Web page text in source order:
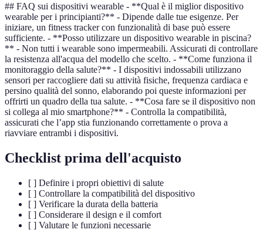
## FAQ sui dispositivi wearable - **Qual è il miglior dispositivo
wearable per i principianti?** - Dipende dalle tue esigenze. Per
iniziare, un fitness tracker con funzionalità di base può essere
sufficiente. - **Posso utilizzare un dispositivo wearable in piscina?
** - Non tutti i wearable sono impermeabili. Assicurati di controllare
la resistenza all'acqua del modello che scelto. - **Come funziona il
monitoraggio della salute?** - I dispositivi indossabili utilizzano
sensori per raccogliere dati su attività fisiche, frequenza cardiaca e
persino qualità del sonno, elaborando poi queste informazioni per
offrirti un quadro della tua salute. - **Cosa fare se il dispositivo non
si collega al mio smartphone?** - Controlla la compatibilità,
assicurati che l’app stia funzionando correttamente o prova a
riavviare entrambi i dispositivi.
Checklist prima dell'acquisto
[ ] Definire i propri obiettivi di salute
[ ] Controllare la compatibilità del dispositivo
[ ] Verificare la durata della batteria
[ ] Considerare il design e il comfort
[ ] Valutare le funzioni necessarie